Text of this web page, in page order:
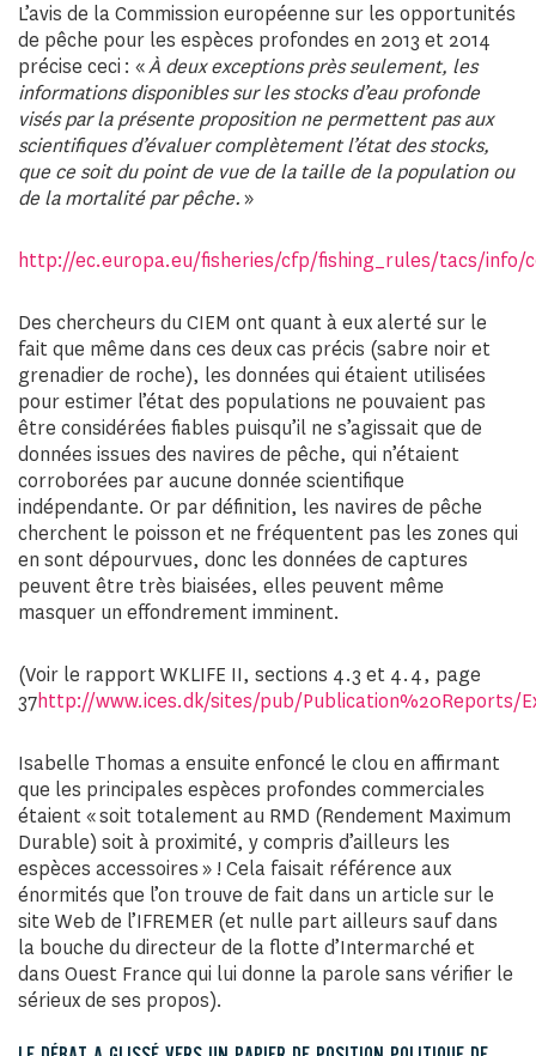
L’avis de la Commission européenne sur les opportunités
de pêche pour les espèces profondes en 2013 et 2014
précise ceci : «À deux exceptions près seulement, les
informations disponibles sur les stocks d’eau profonde
visés par la présente proposition ne permettent pas aux
scientifiques d’évaluer complètement l’état des stocks,
que ce soit du point de vue de la taille de la population ou
de la mortalité par pêche.»
http://ec.europa.eu/fisheries/cfp/fishing_rules/tacs/info/
Des chercheurs du CIEM ont quant à eux alerté sur le
fait que même dans ces deux cas précis (sabre noir et
grenadier de roche), les données qui étaient utilisées
pour estimer l’état des populations ne pouvaient pas
être considérées fiables puisqu’il ne s’agissait que de
données issues des navires de pêche, qui n’étaient
corroborées par aucune donnée scientifique
indépendante. Or par définition, les navires de pêche
cherchent le poisson et ne fréquentent pas les zones qui
en sont dépourvues, donc les données de captures
peuvent être très biaisées, elles peuvent même
masquer un effondrement imminent.
(Voir le rapport WKLIFE II, sections 4.3 et 4.4, page
37http://www.ices.dk/sites/pub/Publication%20Reports/
Isabelle Thomas a ensuite enfoncé le clou en affirmant
que les principales espèces profondes commerciales
étaient « soit totalement au RMD (Rendement Maximum
Durable) soit à proximité, y compris d’ailleurs les
espèces accessoires » ! Cela faisait référence aux
énormités que l’on trouve de fait dans un article sur le
site Web de l’IFREMER (et nulle part ailleurs sauf dans
la bouche du directeur de la flotte d’Intermarché et
dans Ouest France qui lui donne la parole sans vérifier le
sérieux de ses propos).